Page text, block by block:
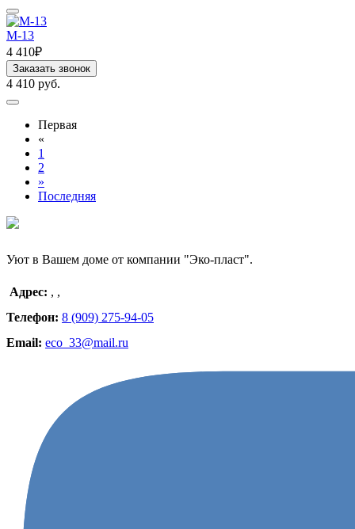
M-13
4 410₽
Заказать звонок
4 410 руб.
Первая
«
1
2
»
Последняя
Уют в Вашем доме от компании "Эко-пласт".
Адрес: , ,
Телефон: 8 (909) 275-94-05
Email: eco_33@mail.ru